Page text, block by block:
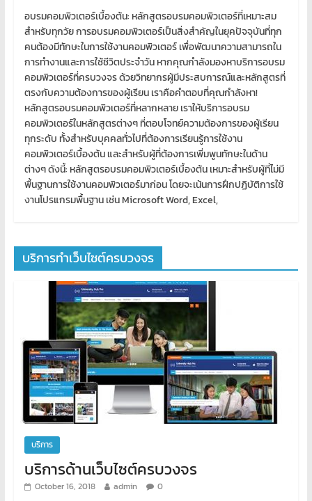
อบรมคอมพิวเตอร์เบื้องต้น: หลักสูตรอบรมคอมพิวเตอร์ที่เหมาะสม
สำหรับทุกวัย การอบรมคอมพิวเตอร์เป็นสิ่งสำคัญในยุคปัจจุบันที่ทุก
คนต้องมีทักษะในการใช้งานคอมพิวเตอร์ เพื่อพัฒนาความสามารถใน
การทำงานและการใช้ชีวิตประจำวัน หากคุณกำลังมองหาบริการอบรม
คอมพิวเตอร์ที่ครบวงจร ด้วยวิทยากรผู้มีประสบการณ์และหลักสูตรที่
ตรงกับความต้องการของผู้เรียน เราคือคำตอบที่คุณกำลังหา!
หลักสูตรอบรมคอมพิวเตอร์ที่หลากหลาย เราให้บริการอบรม
คอมพิวเตอร์ในหลักสูตรต่างๆ ที่ตอบโจทย์ความต้องการของผู้เรียน
ทุกระดับ ทั้งสำหรับบุคคลทั่วไปที่ต้องการเรียนรู้การใช้งาน
คอมพิวเตอร์เบื้องต้น และสำหรับผู้ที่ต้องการเพิ่มพูนทักษะในด้าน
ต่างๆ ดังนี้: หลักสูตรอบรมคอมพิวเตอร์เบื้องต้น เหมาะสำหรับผู้ที่ไม่มี
พื้นฐานการใช้งานคอมพิวเตอร์มาก่อน โดยจะเน้นการฝึกปฏิบัติการใช้
งานโปรแกรมพื้นฐาน เช่น Microsoft Word, Excel,
บริการทำเว็บไซต์ครบวงจร
บริการ
บริการด้านเว็บไซต์ครบวงจร
October 16, 2018 admin 0